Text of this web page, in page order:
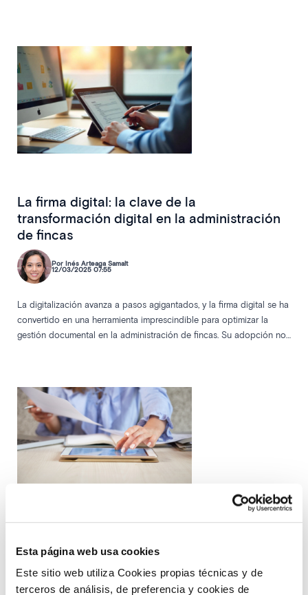
Esta página web usa cookies
Este sitio web utiliza Cookies propias técnicas y de
terceros de análisis, de preferencia y cookies de
La firma digital: la clave de la
transformación digital en la administración
de fincas
Por Inés Arteaga Samalt
12/03/2025 07:55
La digitalización avanza a pasos agigantados, y la firma digital se ha
convertido en una herramienta imprescindible para optimizar la
gestión documental en la administración de fincas. Su adopción no
sector y por qué es una solución clave en el ámbito de legaltec
Plataformas de firma electrónica: la
herramienta que optimiza los despachos de
administración de fincas